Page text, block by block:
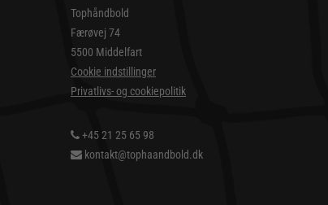
Tophåndbold
Færøvej 74
5500 Middelfart
Cookie indstillinger
Privatlivs- og cookiepolitik
+45 21 25 65 98
kontakt@tophaandbold.dk